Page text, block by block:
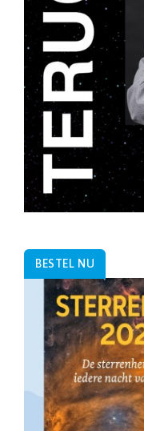
BESTEL NU